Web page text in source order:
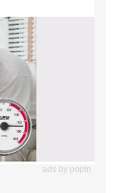
ads by popIn